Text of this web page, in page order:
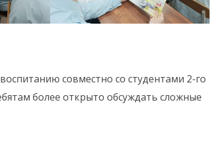
совместно со студентами 2-го
более открыто обсуждать сложные